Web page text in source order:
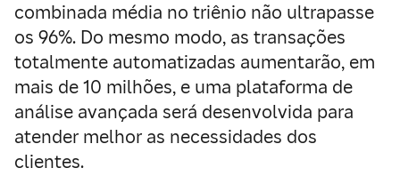
combinada média no triênio não ultrapasse
os 96%. Do mesmo modo, as transações
totalmente automatizadas aumentarão, em
mais de 10 milhões, e uma plataforma de
análise avançada será desenvolvida para
atender melhor as necessidades dos
clientes.